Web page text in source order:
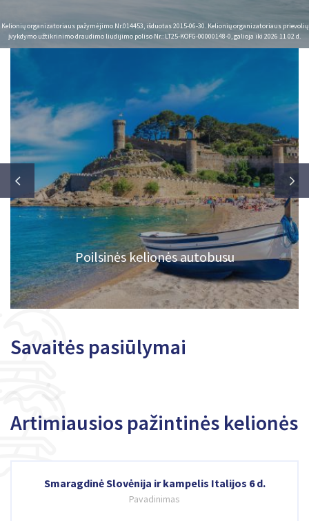
Kelionių organizatoriaus pažymėjimo Nr.014453, išduotas 2015-06-30. Kelionių organizatoriaus prievolių
įvykdymo užtikrinimo draudimo liudijimo poliso Nr.: LT25-KOFG-00000148-0, galioja iki 2026 11 02 d.
Poilsinės kelionės autobusu
Savaitės pasiūlymai
Artimiausios pažintinės kelionės
Smaragdinė Slovėnija ir kampelis Italijos 6 d.
Pavadinimas